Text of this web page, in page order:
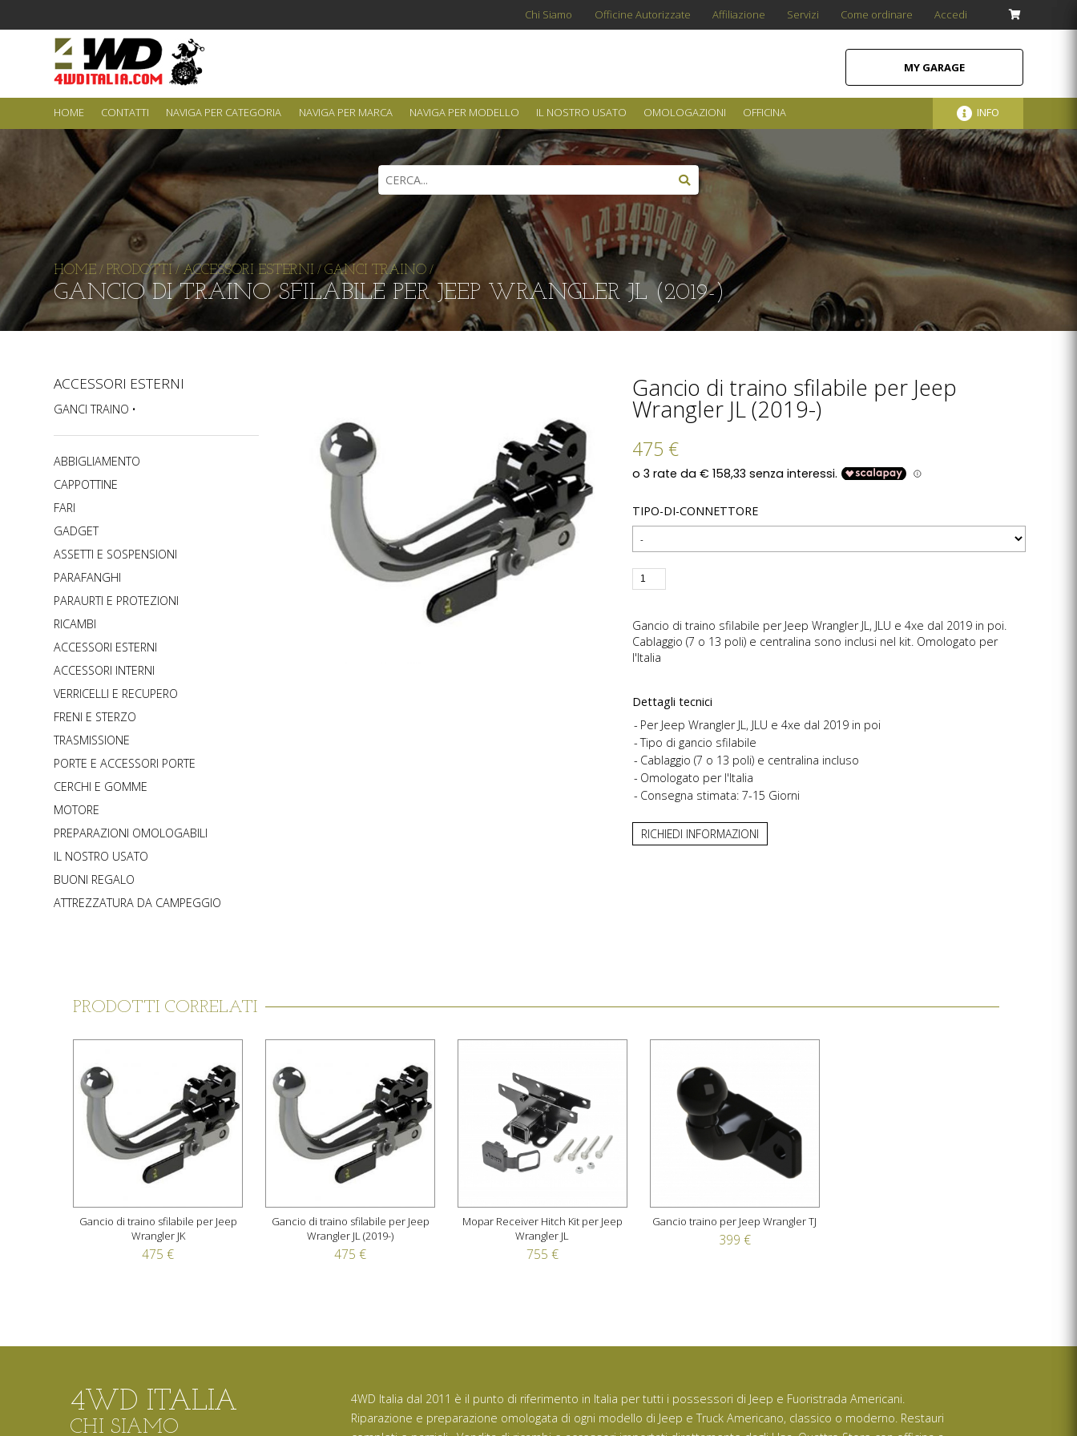
Chi Siamo Officine Autorizzate Affiliazione Servizi Come ordinare Accedi
MY GARAGE
HOME CONTATTI NAVIGA PER CATEGORIA NAVIGA PER MARCA NAVIGA PER MODELLO IL NOSTRO USATO OMOLOGAZIONI OFFICINA INFO
HOME /PRODOTTI /ACCESSORI ESTERNI /GANCI TRAINO /
GANCIO DI TRAINO SFILABILE PER JEEP WRANGLER JL (2019-)
ACCESSORI ESTERNI
GANCI TRAINO
ABBIGLIAMENTO
CAPPOTTINE
FARI
GADGET
ASSETTI E SOSPENSIONI
PARAFANGHI
PARAURTI E PROTEZIONI
RICAMBI
ACCESSORI ESTERNI
ACCESSORI INTERNI
VERRICELLI E RECUPERO
FRENI E STERZO
TRASMISSIONE
PORTE E ACCESSORI PORTE
CERCHI E GOMME
MOTORE
PREPARAZIONI OMOLOGABILI
IL NOSTRO USATO
BUONI REGALO
ATTREZZATURA DA CAMPEGGIO
Gancio di traino sfilabile per Jeep
Wrangler JL (2019-)
475 €
TIPO-DI-CONNETTORE
Gancio di traino sfilabile per Jeep Wrangler JL, JLU e 4xe dal 2019 in poi.
Cablaggio (7 o 13 poli) e centralina sono inclusi nel kit. Omologato per
l'Italia
Dettagli tecnici
Per Jeep Wrangler JL, JLU e 4xe dal 2019 in poi
Tipo di gancio sfilabile
Cablaggio (7 o 13 poli) e centralina incluso
Omologato per l'Italia
Consegna stimata: 7-15 Giorni
RICHIEDI INFORMAZIONI
PRODOTTI CORRELATI
Gancio di traino sfilabile per Jeep
Wrangler JK
475 €
Gancio di traino sfilabile per Jeep
Wrangler JL (2019-)
475 €
Mopar Receiver Hitch Kit per Jeep
Wrangler JL
755 €
Gancio traino per Jeep Wrangler TJ
399 €
4WD ITALIA
CHI SIAMO
4WD Italia dal 2011 è il punto di riferimento in Italia per tutti i possessori di Jeep e Fuoristrada Americani.
Riparazione e preparazione omologata di ogni modello di Jeep e Truck Americano, classico o moderno. Restauri